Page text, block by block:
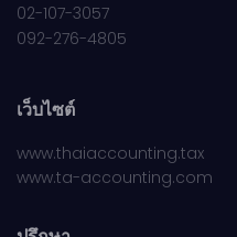
02-107-3057
092-276-4805
เว็บไซต์
www.thaiaccounting.tax
www.ta-accounting.com